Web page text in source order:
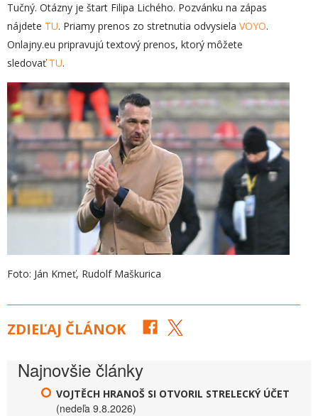
Tučný. Otázny je štart Filipa Lichého. Pozvánku na zápas
nájdete TU. Priamy prenos zo stretnutia odvysiela VOYO.
Onlajny.eu pripravujú textový prenos, ktorý môžete
sledovaťTU.
Foto: Ján Kmeť, Rudolf Maškurica
ZDIEĽAJ ČLÁNOK
Najnovšie články
VOJTĚCH HRANOŠ SI OTVORIL STRELECKÝ ÚČET
(nedeľa 9.8.2026)